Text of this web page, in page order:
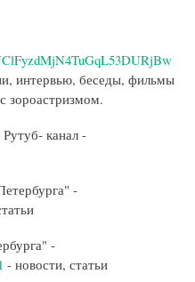
интервью, беседы, фильмы
зороастризмом.
канал -
-
-
- новости, статьи